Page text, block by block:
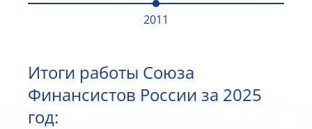
2011
Итоги работы Союза
Финансистов России за 2025
год: